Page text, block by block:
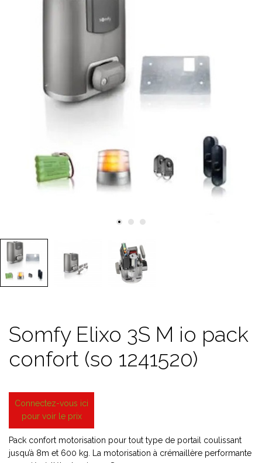
Somfy Elixo 3S M io pack
confort (so 1241520)
Connectez-vous ici
pour voir le prix
Pack confort motorisation pour tout type de portail coulissant
jusqu’à 8m et 600 kg. La motorisation à crémaillère performante